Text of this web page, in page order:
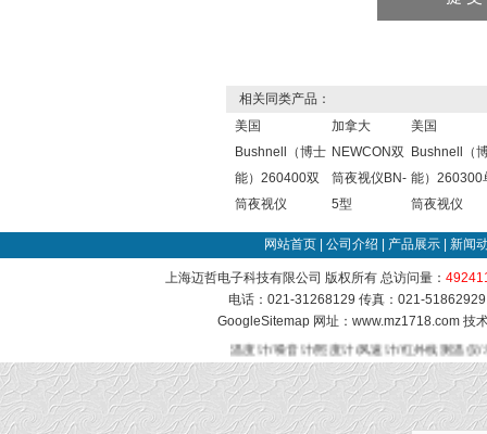
相关同类产品：
美国
Bushnell（博士
能）260400双
筒夜视仪
加拿大
NEWCON双
筒夜视仪BN-
5型
美国
Bushnell（
能）260300
筒夜视仪
网站首页 公司介绍 产品展示 新闻
上海迈哲电子科技有限公司 版权所有 总访问量：
电话：021-31268129 传真：021-
GoogleSitemap网址：www.mz1718.com 技
温度计/噪音计/照度计/风速计/红外线测温仪